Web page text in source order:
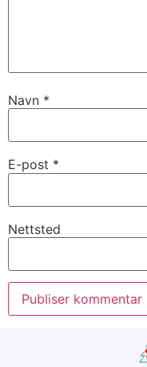
Navn *
E-post *
Nettsted